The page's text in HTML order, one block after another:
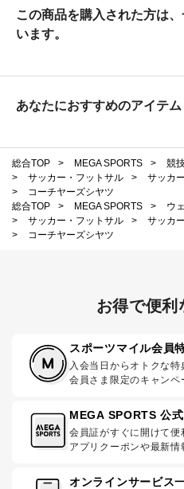
この商品を購入された方は
います。
あなたにおすすめのアイテム
総合TOP > MEGA SPORTS >
競
>
サッカー・フットサル > サッカ
>
コーチヤーズシヤツ
総合TOP
> MEGA SPORTS >
ウ
>
サッカー・フットサル > サッカ
>
コーチヤーズシヤツ
お得で便利
スポーツマイル会員
入会当日からオトクな特
会員さま限定のキャンペ
MEGA SPORTS 公式
会員証がすぐに開けて便
アプリクーポンや最新情
オンラインサービス